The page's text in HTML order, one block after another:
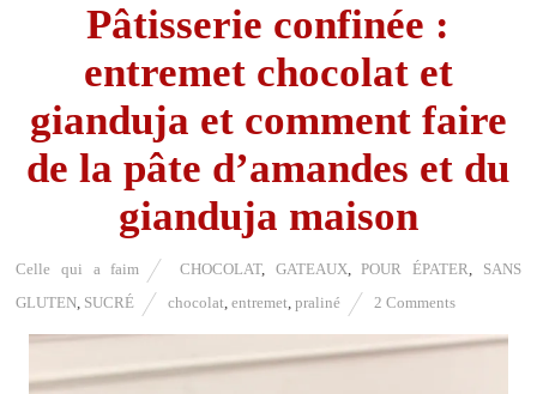
Pâtisserie confinée :
entremet chocolat et
gianduja et comment faire
de la pâte d’amandes et du
gianduja maison
Celle qui a faim CHOCOLAT, GATEAUX,POUR ÉPATER, SANS
GLUTEN, SUCRÉ chocolat,entremet,praliné 2 Comments